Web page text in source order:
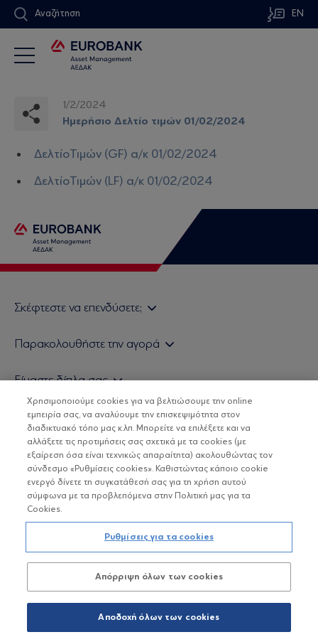
Αναζήτηση EN
1/2/2024
Ημερήσιο Δελτίο τιμών 01/02/2024
ΔελτίοΤιμών (GF) α/κ 01/02/2024
ΔελτίοΤιμών (LF) α/κ 01/02/2024
Σκέφτεστε να επενδύσετε;
Τιμολογιακή Πολιτική
Δείτε τις πολιτικές μας
Βασικές Γνώσεις
Παρακολουθήστε την αγορά
Τα νέα μας
Χρήσιμοι σύνδεσμοι
Είμαστε δίπλα σας
H Eurobank Asset Management ΑΕΔΑΚ
Επενδυτική φιλοσοφία ESG
Πιστοποιημένα στελέχη και συνεργάτες
Αποστολή Βιογραφικών
ΟΙ ΟΣΕΚΑ ΔΕΝ ΕΧΟΥΝ ΕΓΓΥΗΜΕΝΗ ΑΠΟΔΟΣΗ ΚΑΙ ΟΙ
ΠΡΟΗΓΟΥΜΕΝΕΣ ΑΠΟΔΟΣΕΙΣ ΔΕΝ ΔΙΑΣΦΑΛΙΖΟΥΝ ΤΙΣ
ΜΕΛΛΟΝΤΙΚΕΣ
Copyright © Eurobank ΑΕΔΑΚ
Προστασία Προσωπικών Δεδομένων
Όροι χρήσης
Πολιτική cookies
Χρησιμοποιούμε cookies για να βελτιώσουμε την online
εμπειρία σας, να αναλύουμε την επισκεψιμότητα στον
διαδικτυακό τόπο μας κ.λπ. Μπορείτε να επιλέξετε και να
αλλάξετε τις προτιμήσεις σας σχετικά με τα cookies (με
εξαίρεση όσα είναι τεχνικώς απαραίτητα) ακολουθώντας τον
σύνδεσμο «Ρυθμίσεις cookies». Καθιστώντας κάποιο cookie
ενεργό δίνετε τη συγκατάθεσή σας για τη χρήση αυτού
σύμφωνα με τα προβλεπόμενα στην Πολιτική μας για τα
Cookies.
Ρυθμίσεις για τα cookies
Απόρριψη όλων των cookies
Αποδοχή όλων των cookies